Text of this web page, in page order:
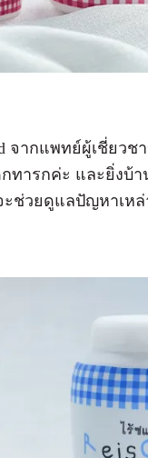
จากแพทย์ผู้เชี่ยว
ารกค่ะ และยิ่งบ้า
ช่วยดูแลปัญหาเหล่